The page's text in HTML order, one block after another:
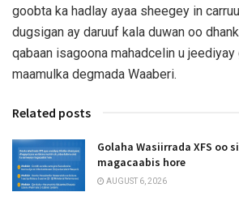
goobta ka hadlay ayaa sheegey in
dugsigan ay daruuf kala duwan oo
qabaan isagoona mahadcelin u
maamulka degmada Waaberi.
Related posts
Golaha Wasiirrada XFS oo
magacaabis hore
AUGUST 6, 2026